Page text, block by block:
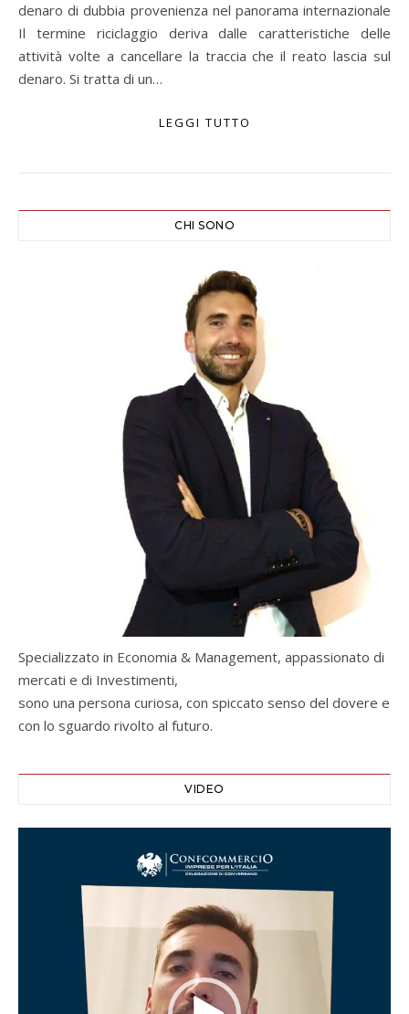
denaro di dubbia provenienza nel panorama internazionale
Il termine riciclaggio deriva dalle caratteristiche delle
attività volte a cancellare la traccia che il reato lascia sul
denaro. Si tratta di un…
LEGGI TUTTO
CHI SONO
Specializzato in Economia & Management, appassionato di
mercati e di Investimenti,
sono una persona curiosa, con spiccato senso del dovere e
con lo sguardo rivolto al futuro.
VIDEO